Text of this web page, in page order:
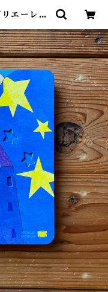
エーレ・
坂文庫